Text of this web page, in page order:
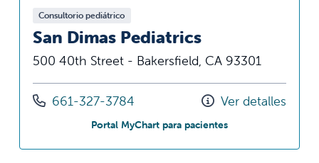
Consultorio pediátrico
San Dimas Pediatrics
500 40th Street - Bakersfield, CA 93301
Llámenos al
661-327-3784 Ver detalles
Portal MyChart para pacientesen San Dimas